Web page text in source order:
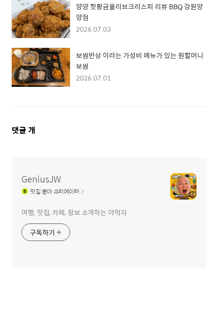
양양 핫황금올리브크리스피 리뷰 BBQ 강원양
양점
2026.07.03
보쌈반상 이라는 가성비 메뉴가 있는 원할머니
보쌈
2026.07.01
댓
댓글 개
GeniusJW
맛집분야 크리에이터
여행, 맛집, 카페, 정보 소개하는 야먹자
구독하기